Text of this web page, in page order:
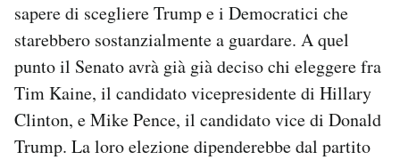
sapere di scegliere Trump e i Democratici che
starebbero sostanzialmente a guardare. A quel
punto il Senato avrà già già deciso chi eleggere fra
Tim Kaine, il candidato vicepresidente di Hillary
Clinton, e Mike Pence, il candidato vice di Donald
Trump. La loro elezione dipenderebbe dal partito